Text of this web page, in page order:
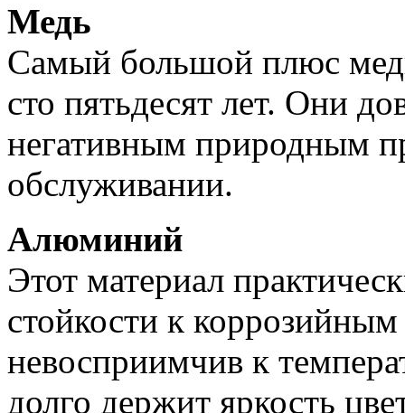
Медь
Самый большой плюс
сто пятьдесят лет. Они
негативным природным
обслуживании.
Алюминий
Этот материал
стойкости к
невосприимчив к
долго держит яркость